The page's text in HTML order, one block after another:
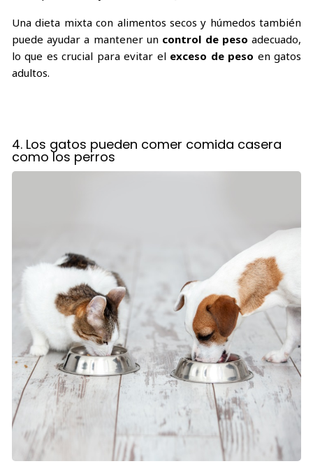
Una dieta mixta con alimentos secos y húmedos también
puede ayudar a mantener un control de peso adecuado,
lo que es crucial para evitar el exceso de peso en gatos
adultos.
4. Los gatos pueden comer comida casera
como los perros